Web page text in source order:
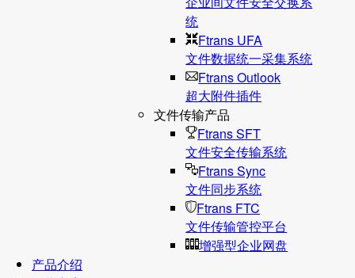
统
Ftrans UFA
文件数据统⼀采集系统
Ftrans Outlook
超大附件插件
文件传输产品
Ftrans SFT
文件安全传输系统
Ftrans Sync
文件同步系统
Ftrans FTC
文件传输管控平台
增强型企业网盘
产品介绍